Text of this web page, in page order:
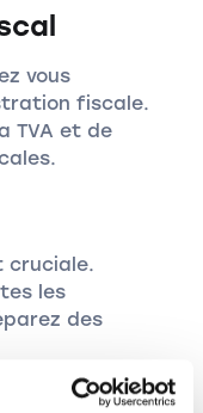
vous
fiscale.
TVA et de
cruciale.
les
des